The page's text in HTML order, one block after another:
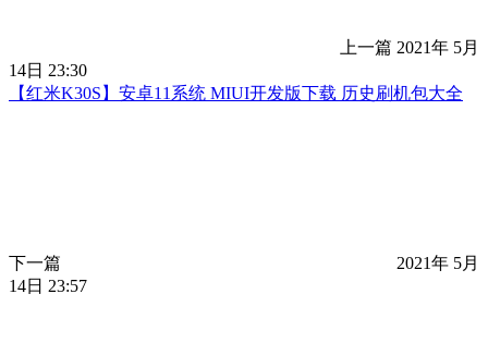
上一篇 2021年 5月
14日 23:30
【红米K30S】安卓11系统 MIUI开发版下载 历史刷机包大全
下一篇
2021年 5月
14日 23:57